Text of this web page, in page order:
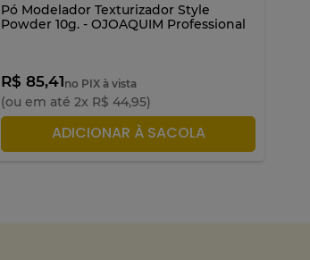
Pó Modelador Texturizador Style
Powder 10g. - OJOAQUIM Professional
R$ 85,41no PIX à vista
(ou em até2x R$ 44,95)
ADICIONAR À SACOLA